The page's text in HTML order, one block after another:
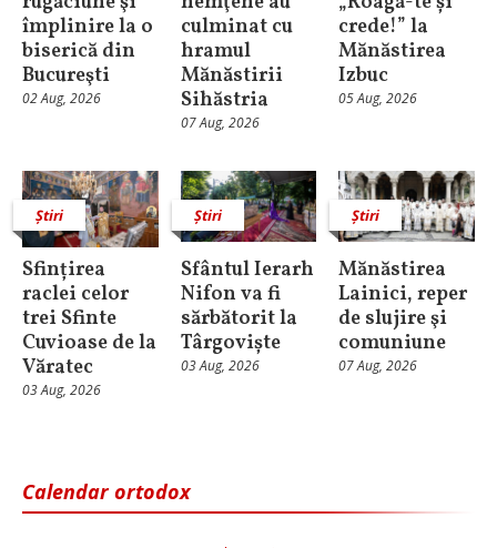
împlinire la o
biserică din
Bucureşti
02 Aug, 2026
culminat cu
hramul
Mănăstirii
Sihăstria
07 Aug, 2026
crede!” la
Mănăstirea
Izbuc
05 Aug, 2026
Știri
Sfințirea
raclei celor
trei Sfinte
Cuvioase de la
Văratec
03 Aug, 2026
Știri
Sfântul Ierarh
Nifon va fi
sărbătorit la
Târgoviște
03 Aug, 2026
Știri
Mănăstirea
Lainici, reper
de slujire şi
comuniune
07 Aug, 2026
Calendar ortodox